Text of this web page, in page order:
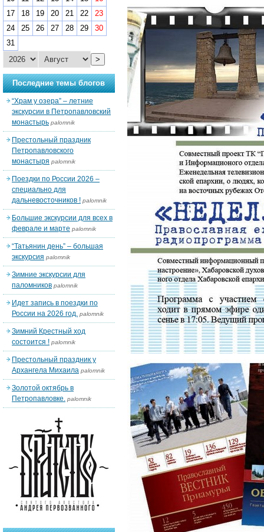
17
18 19 20 21 22
23
24
25 26 27 28 29
30
31
>
Последние темы блогов
“Храм у озера” – летние
экскурсии в Петропавловский
монастырь palomnik
Престольный праздник
Петропавловского
монастыря palomnik
Поездки по России 2026 –
специально для
дальневосточников ! palomnik
Большие экскурсии для всех в
феврале и марте palomnik
“Татьянин день” – большая
экскурсия palomnik
Зимние экскурсии для
паломников palomnik
Идет запись в поездки по
России на 2026 год. palomnik
Зимний Крестный ход
состоится ! palomnik
Престольный праздник у
Архангела Михаила palomnik
Золотой октябрь в
Петропавловке. palomnik